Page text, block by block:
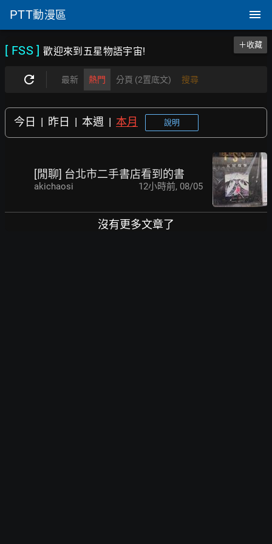
PTT動漫區
[ FSS ]歡迎來到五星物語宇宙!
＋收藏
最新 熱門 分頁 (2置底文) 搜尋
今日 | 昨日 | 本週 | 本月 說明
[閒聊] 台北市二手書店看到的書
akichaosi 12小時前, 08/05
沒有更多文章了